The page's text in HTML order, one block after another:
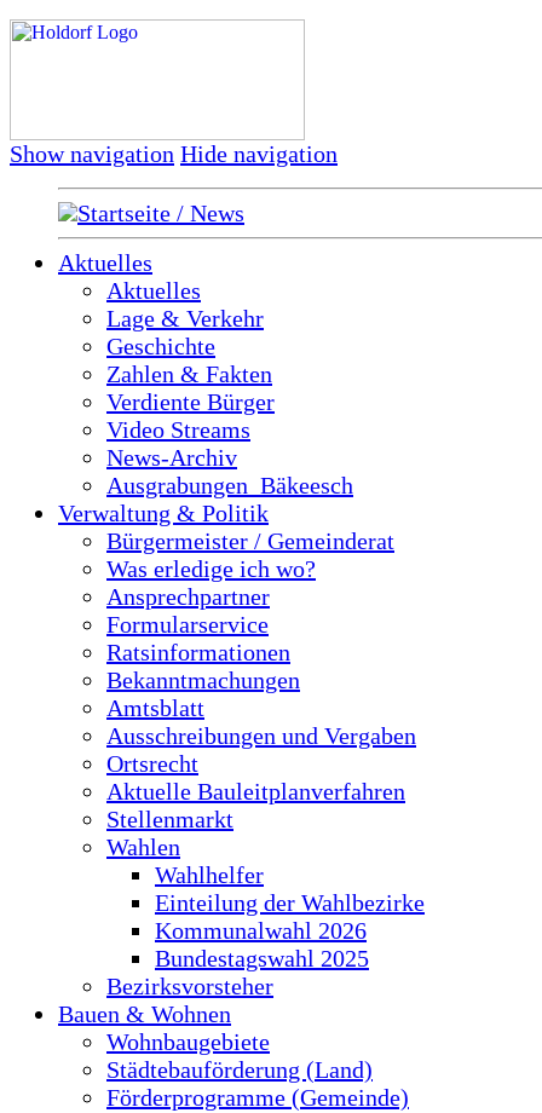
Show navigation Hide navigation
Startseite / News
Aktuelles
Aktuelles
Lage & Verkehr
Geschichte
Zahlen & Fakten
Verdiente Bürger
Video Streams
News-Archiv
Ausgrabungen_Bäkeesch
Verwaltung & Politik
Bürgermeister / Gemeinderat
Was erledige ich wo?
Ansprechpartner
Formularservice
Ratsinformationen
Bekanntmachungen
Amtsblatt
Ausschreibungen und Vergaben
Ortsrecht
Aktuelle Bauleitplanverfahren
Stellenmarkt
Wahlen
Wahlhelfer
Einteilung der Wahlbezirke
Kommunalwahl 2026
Bundestagswahl 2025
Bezirksvorsteher
Bauen & Wohnen
Wohnbaugebiete
Städtebauförderung (Land)
Förderprogramme (Gemeinde)